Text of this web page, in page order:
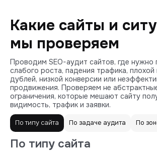
Какие сайты и
мы проверяем
Проводим SEO-аудит сайтов, где нужно
слабого роста, падения трафика, плохой
дублей, низкой конверсии или
продвижения. Проверяем не
ограничения, которые мешают сайту
видимость, трафик и заявки.
По типу сайта По задаче аудита По
По типу сайта